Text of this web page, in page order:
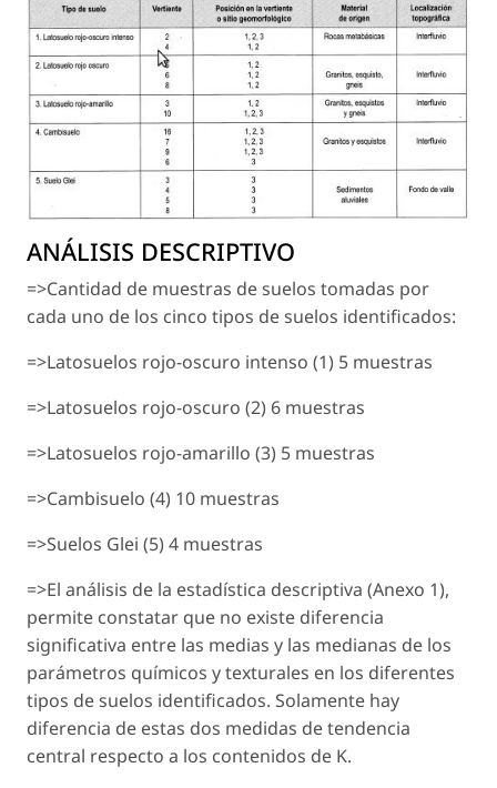
ANÁLISIS DESCRIPTIVO
=>Cantidad de muestras de suelos tomadas por
cada uno de los cinco tipos de suelos identificados:
=>Latosuelos rojo-oscuro intenso (1) 5 muestras
=>Latosuelos rojo-oscuro (2) 6 muestras
=>Latosuelos rojo-amarillo (3) 5 muestras
=>Cambisuelo (4) 10 muestras
=>Suelos Glei (5) 4 muestras
=>El análisis de la estadística descriptiva (Anexo 1),
permite constatar que no existe diferencia
significativa entre las medias y las medianas de los
parámetros químicos y texturales en los diferentes
tipos de suelos identificados. Solamente hay
diferencia de estas dos medidas de tendencia
central respecto a los contenidos de K.